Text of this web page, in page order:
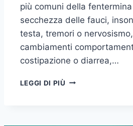
più comuni della
secchezza delle fauci,
testa, tremori o nervosismo,
cambiamenti
costipazione o diarrea,…
LEGGI DI PIÙ EFFETTI